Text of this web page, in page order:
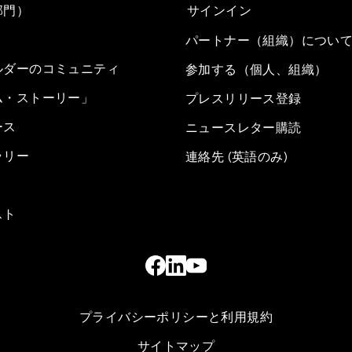
）
ーのコミュニティ
ストーリー」
リー
サインイン
パートナー（組織）につい
参加する（個人、組織）
プレスリリース登録
ニュースレター購読
連絡先 (英語のみ)
プライバシーポリシーと利用規約
サイトマップ